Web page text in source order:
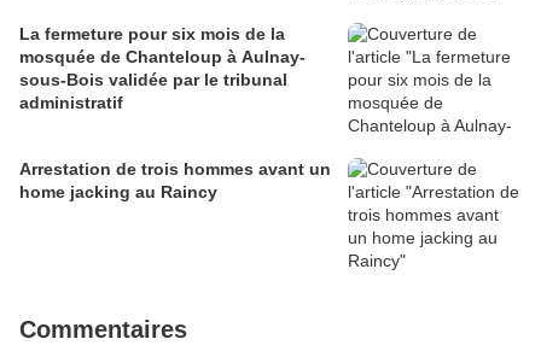
La fermeture pour six mois de la
mosquée de Chanteloup à Aulnay-
sous-Bois validée par le tribunal
administratif
Arrestation de trois hommes avant un
home jacking au Raincy
Commentaires